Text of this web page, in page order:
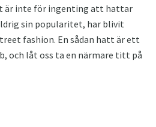
är inte för ingenting att hattar
sin popularitet, har blivit
fashion. En sådan hatt är ett
och låt oss ta en närmare titt på